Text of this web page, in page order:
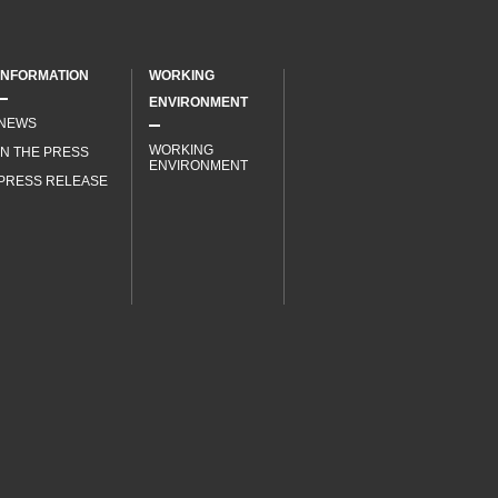
THE PRESS
RELEASE
WORKING
ENVIRONMENT
WORKING
ENVIRONMENT